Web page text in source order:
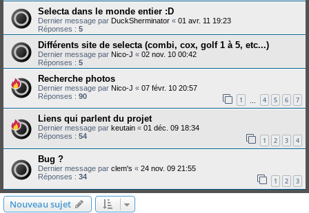
Selecta dans le monde entier :D
Dernier message par DuckSherminator « 01 avr. 11 19:23
Réponses : 5
Différents site de selecta (combi, cox, golf 1 à 5, etc...)
Dernier message par Nico-J « 02 nov. 10 00:42
Réponses : 5
Recherche photos
Dernier message par Nico-J « 07 févr. 10 20:57
Réponses : 90 1 4 5 6 7
Liens qui parlent du projet
Dernier message par keutain « 01 déc. 09 18:34
Réponses : 54 1 2 3 4
Bug ?
Dernier message par clem's « 24 nov. 09 21:55
Réponses : 34 1 2 3
Nouveau sujet